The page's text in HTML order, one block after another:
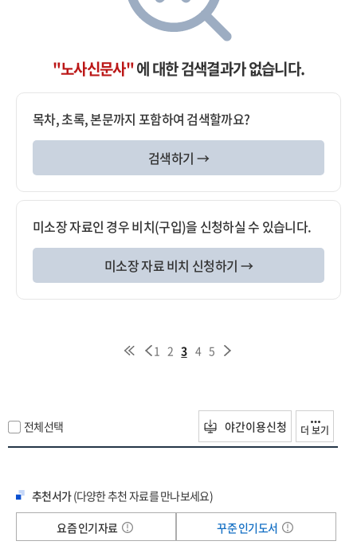
"노사신문사"에 대한 검색결과가 없습니다.
목차, 초록, 본문까지 포함하여 검색할까요?
검색하기 →
미소장 자료인 경우 비치(구입)을 신청하실 수 있습니다.
미소장 자료 비치 신청하기 →
1 2 3 4 5
전체선택 야간이용신청 더 보기
추천서가(다양한 추천 자료를 만나보세요)
요즘 인기자료
꾸준 인기도서